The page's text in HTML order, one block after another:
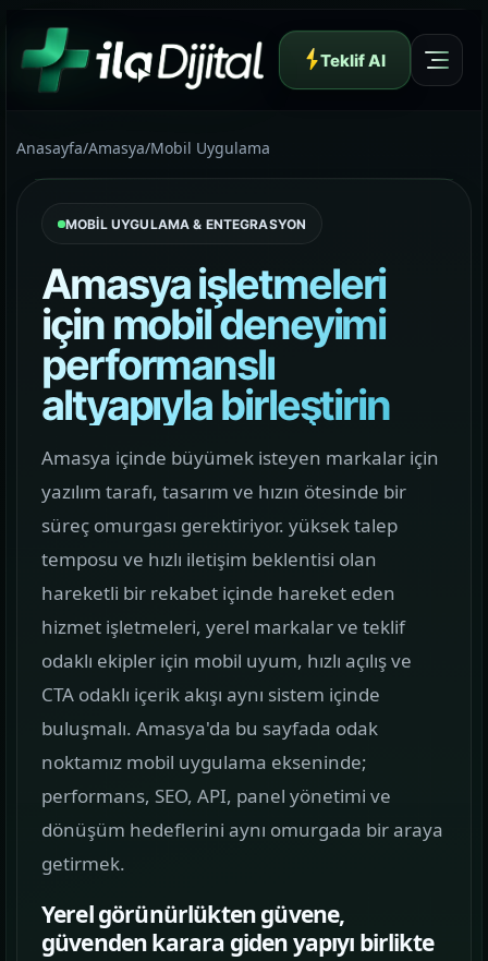
Teklif Al
Müşteri Paneli
01 Hakkımızda
Yapının arkasındaki yaklaşımı ve çalışma dilini
Hizmetler
Web, yazılım, mobil ve pazarlama hizmetlerini
tek yerden görün.
Kurumsal Web Tasarım
E-ticaret Sitesi Tasarımı
SATIŞ VITRINI
SEO & Dijital Pazarlama
Anasayfa/Amasya/Mobil Uygulama
MOBİL UYGULAMA & ENTEGRASYON
Amasya işletmeleri
için mobil deneyimi
performanslı
altyapıyla birleştirin
Amasya içinde büyümek isteyen markalar için
yazılım tarafı, tasarım ve hızın ötesinde bir
süreç omurgası gerektiriyor. yüksek talep
temposu ve hızlı iletişim beklentisi olan
hareketli bir rekabet içinde hareket eden
hizmet işletmeleri, yerel markalar ve teklif
odaklı ekipler için mobil uyum, hızlı açılış ve
CTA odaklı içerik akışı aynı sistem içinde
buluşmalı. Amasya'da bu sayfada odak
noktamız mobil uygulama ekseninde;
performans, SEO, API, panel yönetimi ve
dönüşüm hedeflerini aynı omurgada bir araya
getirmek.
Yerel görünürlükten güvene,
güvenden karara giden yapıyı birlikte